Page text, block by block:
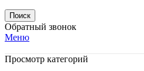
Поиск
Обратный звонок
Меню
Просмотр категорий